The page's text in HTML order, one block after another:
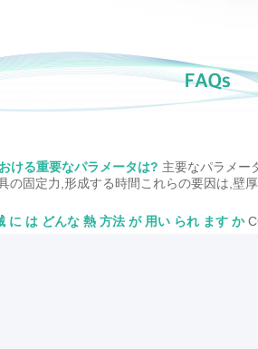
ける重要なパラメータは? 主要なパラメー
の固定力,形成する時間これらの要因は,壁
に は どんな 熱 方法 が 用い られ ます か